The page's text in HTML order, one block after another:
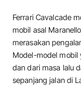
Ferrari Cavalcade
mobil asal
merasakan
Model-model mobil
dan dari masa lalu
sepanjang jalan di